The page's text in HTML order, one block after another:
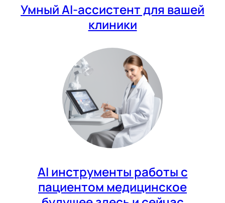
Умный AI-ассистент для вашей
клиники
AI инструменты работы с
пациентом медицинское